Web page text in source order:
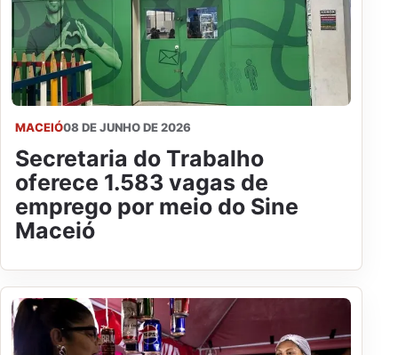
MACEIÓ08 DE JUNHO DE 2026
Secretaria do Trabalho
oferece 1.583 vagas de
emprego por meio do Sine
Maceió